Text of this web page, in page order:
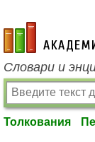
academic.ru
Словари и
Толкования